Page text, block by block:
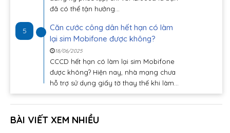
đã có thể tận hưởng...
5
Căn cước công dân hết hạn có làm
lại sim Mobifone được không?
18/06/2025
CCCD hết hạn có làm lại sim Mobifone
được không? Hiện nay, nhà mạng chưa
hỗ trợ sử dụng giấy tờ thay thế khi làm...
BÀI VIẾT XEM NHIỀU